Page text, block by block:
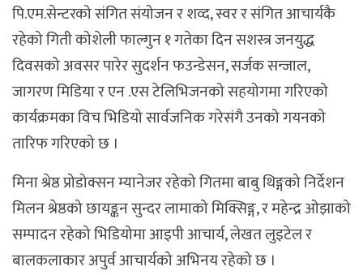
पि.एम.सेन्टरको संगित संयोजन र शव्द, स्वर र संगित आचार्यकै
रहेको गिती कोशेली फाल्गुन १ गतेका दिन सशस्त्र जनयुद्ध
दिवसको अवसर पारेर सुदर्शन फउन्डेसन, सर्जक सन्जाल,
जागरण मिडिया र एन .एस टेलिभिजनको सहयोगमा गरिएको
कार्यक्रमका विच भिडियो सार्वजनिक गरेसंगै उनको गयनको
तारिफ गरिएको छ ।
मिना श्रेष्ठ प्रोडोक्सन म्यानेजर रहेको गितमा बाबु थिङ्गको निर्देशन
मिलन श्रेष्ठको छायङ्कन सुन्दर लामाको मिक्सिङ्ग, र महेन्द्र ओझाको
सम्पादन रहेको भिडियोमा आइपी आचार्य, लेखत लुइटेल र
बालकलाकार अपुर्व आचार्यको अभिनय रहेको छ ।